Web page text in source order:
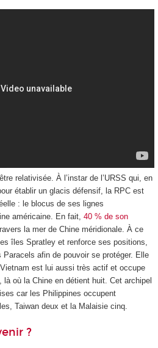
relativisée. À l’instar de l’URSS qui, en
établir un glacis défensif, la RPC est
: le blocus de ses lignes
américaine. En fait, 40 % de son
la mer de Chine méridionale. À ce
îles Spratley et renforce ses positions,
afin de pouvoir se protéger. Elle
est lui aussi très actif et occupe
où la Chine en détient huit. Cet archipel
car les Philippines occupent
Taiwan deux et la Malaisie cinq.
?